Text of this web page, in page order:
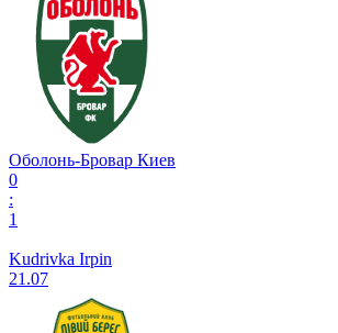
Оболонь-Бровар Киев
0
:
1
Kudrivka Irpin
21.07